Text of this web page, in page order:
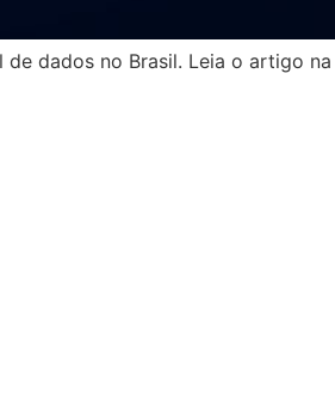
dados no Brasil. Leia o artigo na